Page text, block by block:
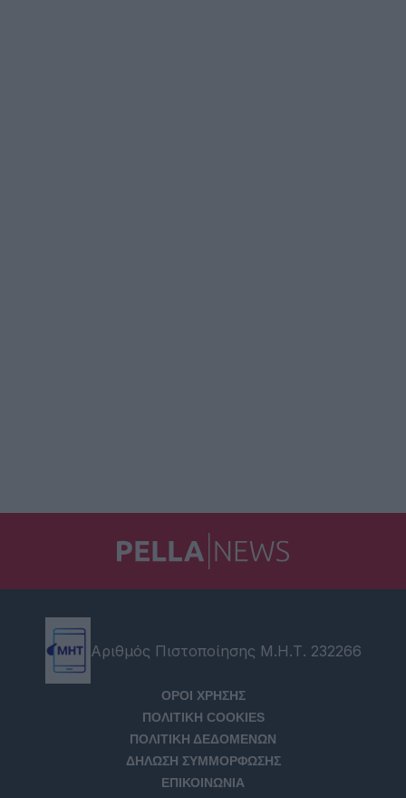
Αριθμός Πιστοποίησης Μ.Η.Τ. 232266
ΟΡΟΙ ΧΡΗΣΗΣ
ΠΟΛΙΤΙΚΗ COOKIES
ΠΟΛΙΤΙΚΗ ΔΕΔΟΜΕΝΩΝ
ΔΗΛΩΣΗ ΣΥΜΜΟΡΦΩΣΗΣ
ΕΠΙΚΟΙΝΩΝΙΑ